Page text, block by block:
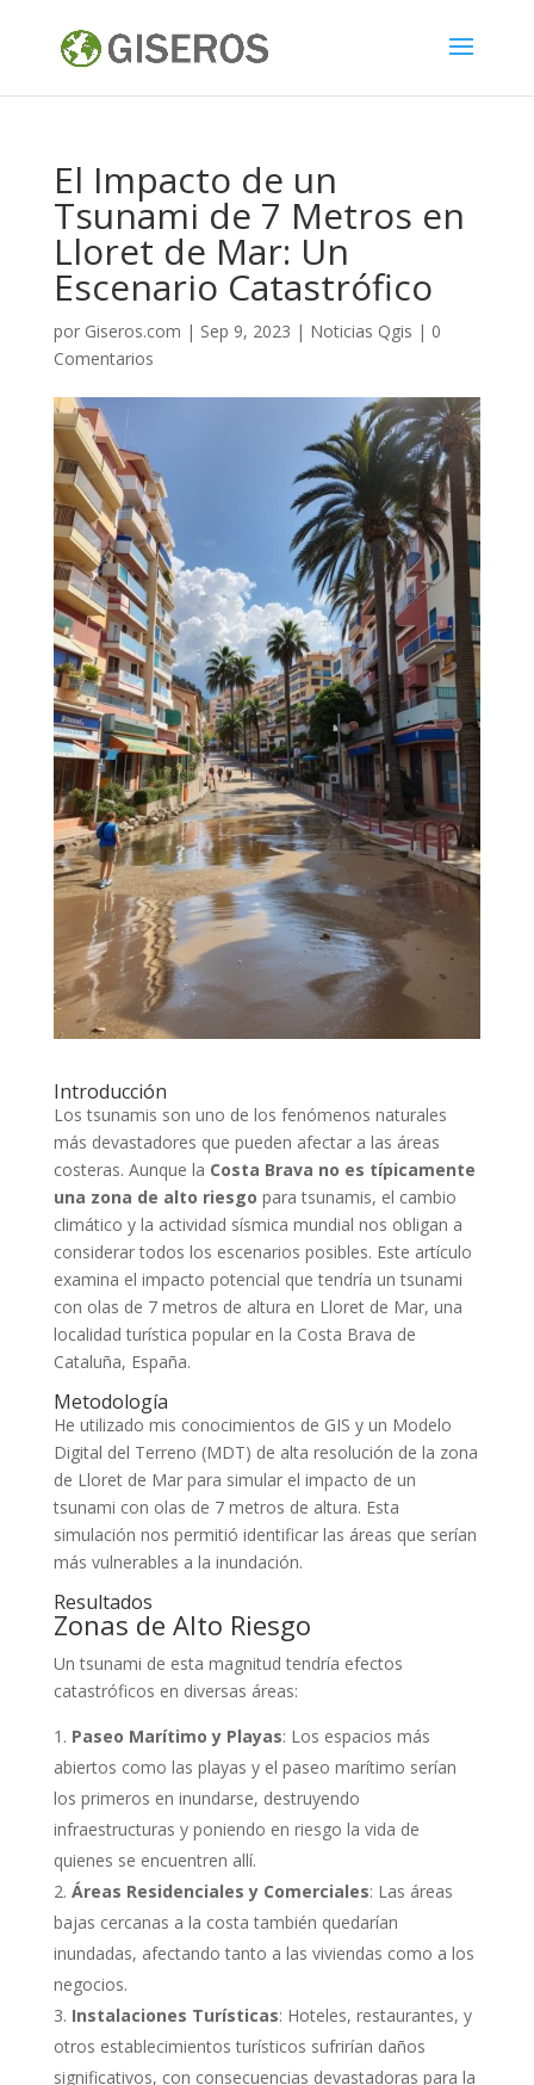
El Impacto de un
Tsunami de 7 Metros en
Lloret de Mar: Un
Escenario Catastrófico
por Giseros.com | Sep 9, 2023 | Noticias Qgis | 0
Comentarios
Introducción
Los tsunamis son uno de los fenómenos naturales
más devastadores que pueden afectar a las áreas
costeras. Aunque la Costa Brava no es típicamente
una zona de alto riesgo para tsunamis, el cambio
climático y la actividad sísmica mundial nos obligan a
considerar todos los escenarios posibles. Este artículo
examina el impacto potencial que tendría un tsunami
con olas de 7 metros de altura en Lloret de Mar, una
localidad turística popular en la Costa Brava de
Cataluña, España.
Metodología
He utilizado mis conocimientos de GIS y un Modelo
Digital del Terreno (MDT) de alta resolución de la zona
de Lloret de Mar para simular el impacto de un
tsunami con olas de 7 metros de altura. Esta
simulación nos permitió identificar las áreas que serían
más vulnerables a la inundación.
Resultados
Zonas de Alto Riesgo
Un tsunami de esta magnitud tendría efectos
catastróficos en diversas áreas:
Paseo Marítimo y Playas: Los espacios más
abiertos como las playas y el paseo marítimo serían
los primeros en inundarse, destruyendo
infraestructuras y poniendo en riesgo la vida de
quienes se encuentren allí.
Áreas Residenciales y Comerciales: Las áreas
bajas cercanas a la costa también quedarían
inundadas, afectando tanto a las viviendas como a los
negocios.
Instalaciones Turísticas: Hoteles, restaurantes, y
otros establecimientos turísticos sufrirían daños
significativos, con consecuencias devastadoras para la